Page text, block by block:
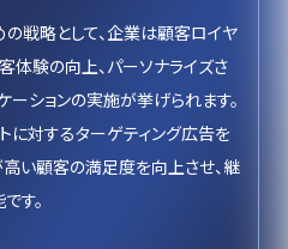
の戦略として、企業は顧客ロイヤ
体験の向上、パーソナライズさ
ーションの実施が挙げられます。
に対するターゲティング広告を
高い顧客の満足度を向上させ、継
す。